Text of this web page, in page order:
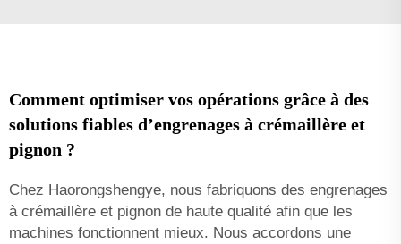
Comment optimiser vos opérations grâce à des
solutions fiables d’engrenages à crémaillère et
pignon ?
Chez Haorongshengye, nous fabriquons des engrenages
à crémaillère et pignon de haute qualité afin que les
machines fonctionnent mieux. Nous accordons une